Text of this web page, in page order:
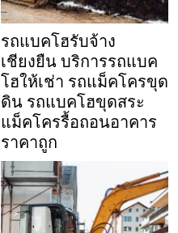
รถแบคโฮรับจ้าง
เชียงยืน บริการรถแบค
โฮให้เช่า รถแม็คโครขุด
ดิน รถแบคโฮขุดสระ
แม็คโครรื้อถอนอาคาร
ราคาถูก